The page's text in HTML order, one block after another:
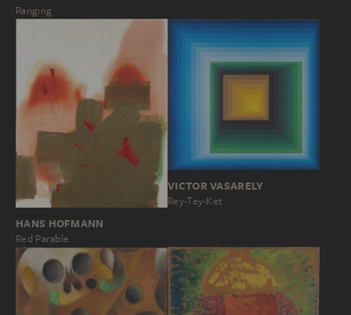
Ranging
HANS HOFMANN
Red Parable
VICTOR VASARELY
Rey-Tey-Ket